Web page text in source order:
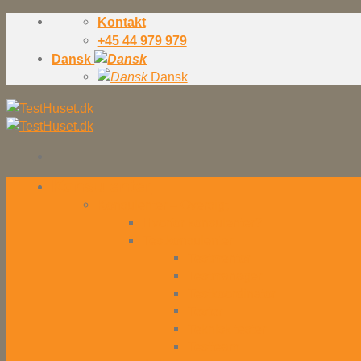
content
Kontakt
+45 44 979 979
Dansk
Dansk